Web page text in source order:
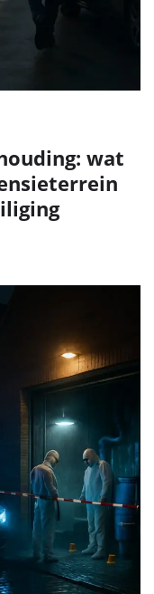
wat